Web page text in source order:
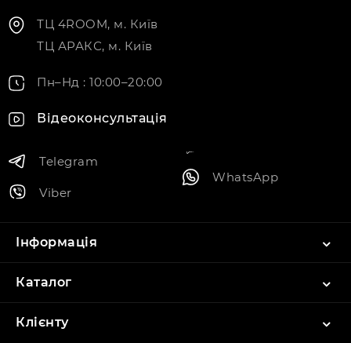
ТЦ 4ROOM, м. Київ
ТЦ АРАКС, м. Київ
Пн–Нд : 10:00–20:00
Відеоконсультація
Telegram
Viber
WhatsApp
Інформація
Каталог
Клієнту